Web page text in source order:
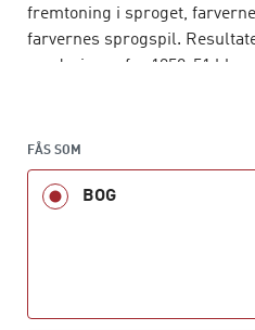
fremtoning i sproget,
farvernes sprogspil.
sonderinger fra 1950-51 blev
filosofere på – legende og
afklarende. Her oversat af
indledning af Anne-Marie
dansk i 1988 og genudgives
FÅS SOM
BOG